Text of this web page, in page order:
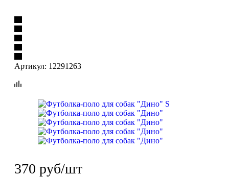
Артикул: 12291263
370 руб/шт